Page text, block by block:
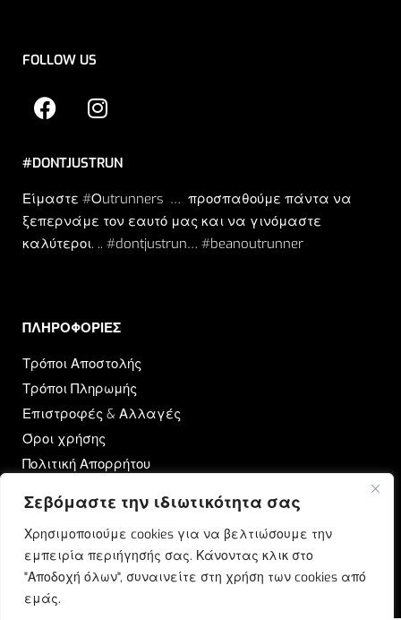
Σεβόμαστε την ιδιωτικότητα σας
Χρησιμοποιούμε cookies για να βελτιώσουμε την
εμπειρία περιήγησής σας. Κάνοντας κλικ στο
"Αποδοχή όλων", συναινείτε στη χρήση των cookies από
εμάς.
FOLLOW US
#DONTJUSTRUN
Είμαστε #Οutrunners … προσπαθούμε πάντα να
ξεπερνάμε τον εαυτό μας και να γινόμαστε
καλύτεροι. .. #dontjustrun… #beanoutrunner
ΠΛΗΡΟΦΟΡΙΕΣ​
Τρόποι Αποστολής
Τρόποι Πληρωμής
Επιστροφές & Αλλαγές
Όροι χρήσης
Πολιτική Απορρήτου
OUTRUN
Ποιοι Είμαστε
Επικοινωνία
Blog